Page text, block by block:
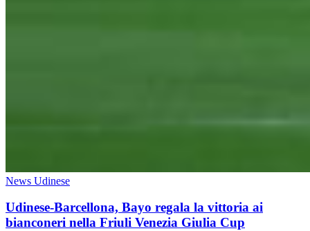
News Udinese
Udinese-Barcellona, Bayo regala la vittoria ai
bianconeri nella Friuli Venezia Giulia Cup